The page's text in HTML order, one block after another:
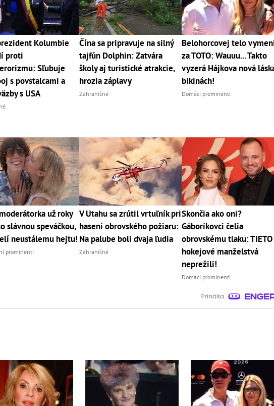
Kolumbie
proti
Sľubuje
s povstalcami a
s USA
Čína sa pripravuje na silný
tajfún Dolphin: Zatvára
školy aj turistické atrakcie,
hrozia záplavy
Zahraničné
Belohorcovej telo
za TOTO: Wauuu... Takto
vyzerá Hájkova nová
bikinách!
Domáci prominenti
už roky
slávnou speváčkou,
neustálemu hejtu!
prominenti
V Utahu sa zrútil vrtuľník pri
hasení obrovského požiaru:
Na palube boli dvaja ľudia
Zahraničné
Skončia ako oni?
Gáboríkovci čelia
obrovskému tlaku: TIETO
hokejové manželstvá
neprežili!
Domáci prominenti